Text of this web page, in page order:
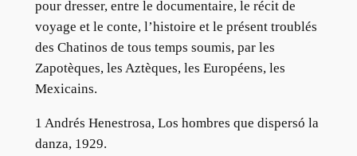
pour dresser, entre le documentaire, le récit de
voyage et le conte, l’histoire et le présent troublés
des Chatinos de tous temps soumis, par les
Zapotèques, les Aztèques, les Européens, les
Mexicains.
1 Andrés Henestrosa, Los hombres que dispersó la
danza, 1929.